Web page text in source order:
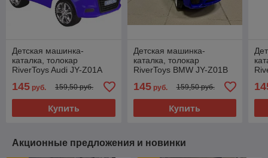
Детская машинка-
каталка, толокар
RiverToys Audi JY-Z01A
145 руб. 159,50 руб.
Купить
Детская машинка-
каталка, толокар
RiverToys BMW JY-Z01B
145руб. 159,50 руб.
Купить
Акционные предложения и новинки